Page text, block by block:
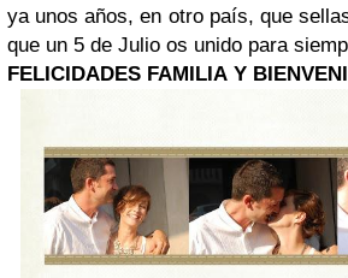
ya unos años, en otro país, que
que un 5 de Julio os unido para
FELICIDADES FAMILIA Y